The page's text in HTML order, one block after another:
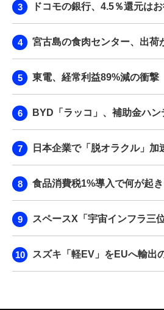
ドコモの銀行、4.5％還元は
宮古島の食肉センター、出荷
東電、経常利益89%減の衝撃
BYD「ラッコ」、補助金ハン
日本企業で「脱オラクル」加
食品消費税1%導入で何が起
スペースX「宇宙インフラ三
スズキ「軽EV」をEUへ輸出